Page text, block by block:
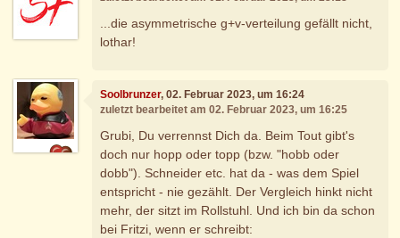
...die asymmetrische g+v-verteilung gefällt nicht,
lothar!
Soolbrunzer, 02. Februar 2023, um 16:24
zuletzt bearbeitet am 02. Februar 2023, um 16:25
Grubi, Du verrennst Dich da. Beim Tout gibt's
doch nur hopp oder topp (bzw. "hobb oder
dobb"). Schneider etc. hat da - was dem Spiel
entspricht - nie gezählt. Der Vergleich hinkt nicht
mehr, der sitzt im Rollstuhl. Und ich bin da schon
bei Fritzi, wenn er schreibt: